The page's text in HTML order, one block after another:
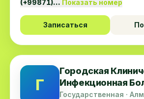
(+99871)… Показать номер
Записаться
Г
Городская
Инфекционная
Государственная ·